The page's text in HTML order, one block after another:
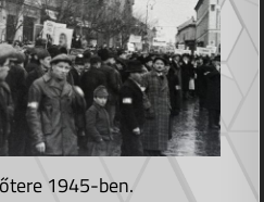
1945-ben.